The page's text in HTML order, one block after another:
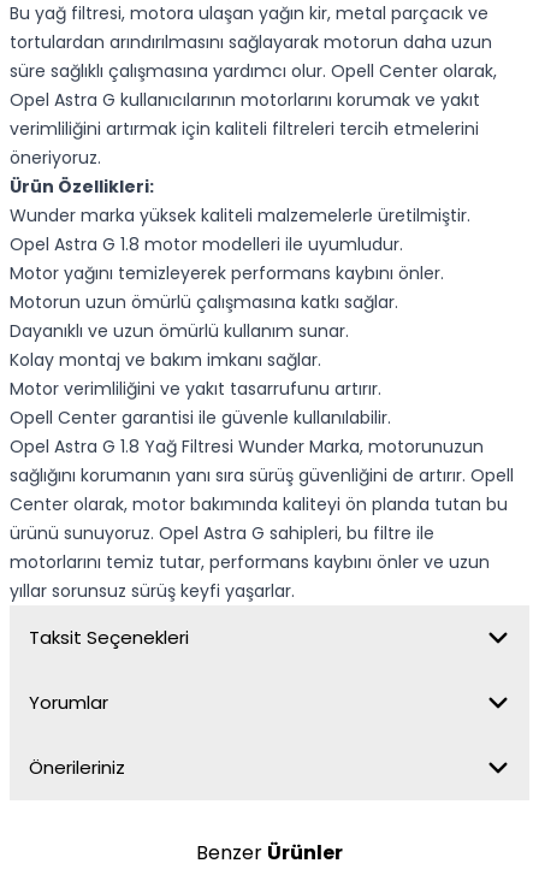
Bu yağ filtresi, motora ulaşan yağın kir, metal parçacık ve
tortulardan arındırılmasını sağlayarak motorun daha uzun
süre sağlıklı çalışmasına yardımcı olur. Opell Center olarak,
Opel Astra G kullanıcılarının motorlarını korumak ve yakıt
verimliliğini artırmak için kaliteli filtreleri tercih etmelerini
öneriyoruz.
Ürün Özellikleri:
Wunder marka yüksek kaliteli malzemelerle üretilmiştir.
Opel Astra G 1.8 motor modelleri ile uyumludur.
Motor yağını temizleyerek performans kaybını önler.
Motorun uzun ömürlü çalışmasına katkı sağlar.
Dayanıklı ve uzun ömürlü kullanım sunar.
Kolay montaj ve bakım imkanı sağlar.
Motor verimliliğini ve yakıt tasarrufunu artırır.
Opell Center garantisi ile güvenle kullanılabilir.
Opel Astra G 1.8 Yağ Filtresi Wunder Marka, motorunuzun
sağlığını korumanın yanı sıra sürüş güvenliğini de artırır. Opell
Center olarak, motor bakımında kaliteyi ön planda tutan bu
ürünü sunuyoruz. Opel Astra G sahipleri, bu filtre ile
motorlarını temiz tutar, performans kaybını önler ve uzun
yıllar sorunsuz sürüş keyfi yaşarlar.
Taksit Seçenekleri
Yorumlar
Önerileriniz
Benzer Ürünler